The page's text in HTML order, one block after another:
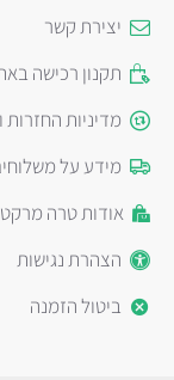
יצירת קשר
תקנון רכישה
מדיניות
מידע על
אודות טרה מרקט
הצהרת נגישות
ביטול הזמנה